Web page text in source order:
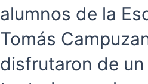
alumnos de la
Tomás
disfrutaron de